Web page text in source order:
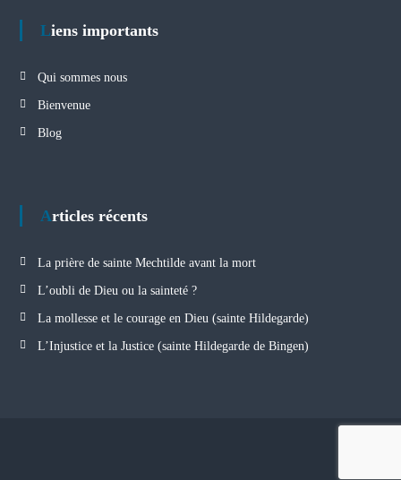
Liens importants
Qui sommes nous
Bienvenue
Blog
Articles récents
La prière de sainte Mechtilde avant la mort
L’oubli de Dieu ou la sainteté ?
La mollesse et le courage en Dieu (sainte Hildegarde)
L’Injustice et la Justice (sainte Hildegarde de Bingen)